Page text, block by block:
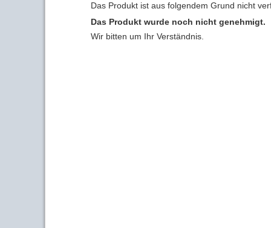
Das Produkt ist aus folgendem Grund nicht
Das Produkt wurde noch nicht genehmigt.
Wir bitten um Ihr Verständnis.